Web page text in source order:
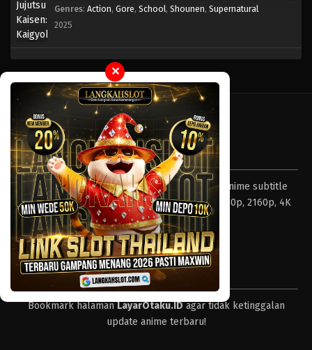
Genres: Action, Gore, School, Shounen, Supernatural
2025
✕
Tentang LayarOtaku
Layar Otaku – Tempat nonton dan download anime subtitle
Indonesia resolusi 240p, 360p, 480p, 720p, 1080p, 2160p, 4K
dan format lengkap.
Tips
Bookmark halamanLayarOtaku.IDagar tidak ketinggalan
update anime terbaru!